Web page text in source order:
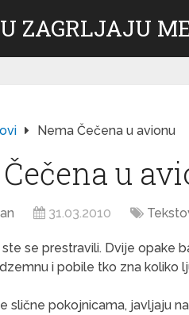
ZAGRLJAJU
Nema Čečena u avionu
u
31.03.2010
se prestravili. Dvije opake
i pobile tko zna koliko
slične pokojnicama, javljaju